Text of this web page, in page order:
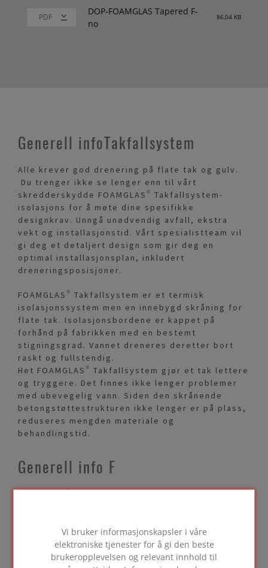
Vi bruker informasjonskapsler i våre
elektroniske tjenester for å gi den beste
brukeropplevelsen og relevant innhold til
DOP-FOAMGLAS Tapered F-
no
86,04 KB
Generell infoTakfallsystem
Alle krever god drenering på flate tak og gulv.
Du trenger ikke se lenger enn til vårt
skredderskydde FOAMGLAS® Takfallsystem-
isolasjons for å møte dine spesifikke
designkrav. Unngå unødvendig avfall, ekstra
vekt og installasjonstid. Vårt spesialistteam vil
gi deg et detaljert design som gir deg en
optimal installasjonsplan, inkludert
dreneringsposisjoner.
FOAMGLAS® Takfallsystem er et termisk
isolasjonssystem men en innebygd skråning for
flate tak. Isolasjonsbordene er kappet på
forhånd på fabrikken med en bestemt
stigningsgrad. Vannet dreneres deretter bort
raskt og fullstendig.
Het FOAMGLAS® Takfallsystem gjør et tak lettere
og tryggere. Det finnes ikke lenger problemer
med ubevegelig vann. Siden den skrånende
betongstøttestrukturen ikke lenger er på plass,
reduseres mengden materiale og
behandlingstid.
Generell info F
FOAMGLAS® F har den høyeste trykkfastheten i
trykkfasthet på 1600 kPa brukes dette produktet
kun til tak og gulv som bærer en tung belastning
og under fundamenter. Bruksområder det